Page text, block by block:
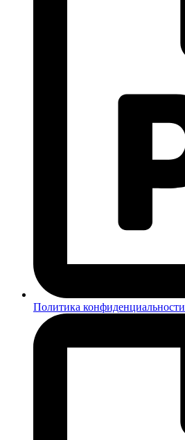
Политика конфиденциальности